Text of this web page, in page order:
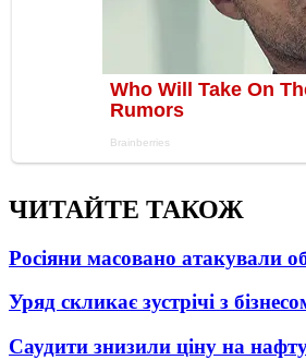
ЧИТАЙТЕ ТАКОЖ
Росіяни масовано атакували
Уряд скликає зустрічі з
Саудити знизили ціну на